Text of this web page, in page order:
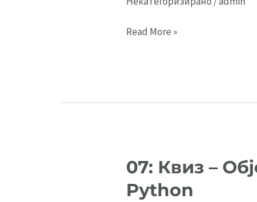
07:
ориентирано
Python
Read More »
07: Квиз –
Python